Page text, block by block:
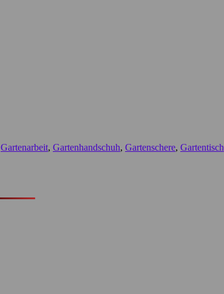
Gartenarbeit, Gartenhandschuh, Gartenschere, Gartentisch